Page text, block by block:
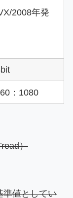
2008年発
：1080
）
準値としてい